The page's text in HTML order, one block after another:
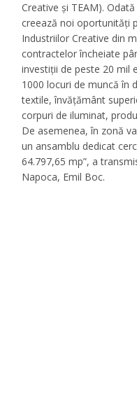
Creative și TEAM).
creează noi oportunități
Industriilor Creative din
contractelor încheiate
investiții de peste 20 mil
1000 locuri de muncă în
textile, învățământ
corpuri de iluminat,
De asemenea, în zonă
un ansamblu dedicat
64.797,65 mp”, a
Napoca, Emil Boc.